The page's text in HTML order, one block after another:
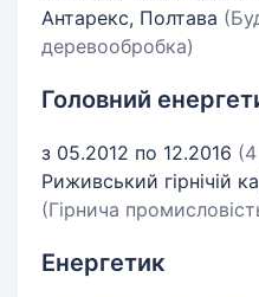
Антарекс, Полтава
деревообробка)
Головний
з 05.2012 по 12.2016
Риживський гірнічій
(Гірнича
Енергетик